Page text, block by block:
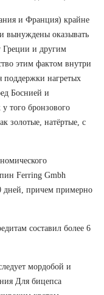
и Франция) крайне
вынуждены оказывать
и другим
этим фактом внутри
поддержки нагретых
Боснией и
того бронзового
золотые, натёртые, с
Ferring Gmbh
дней, причем примерно
составил более 6
мордобой и
Для бицепса